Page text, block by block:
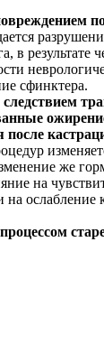
в результате
сфинктера.
же
на
на